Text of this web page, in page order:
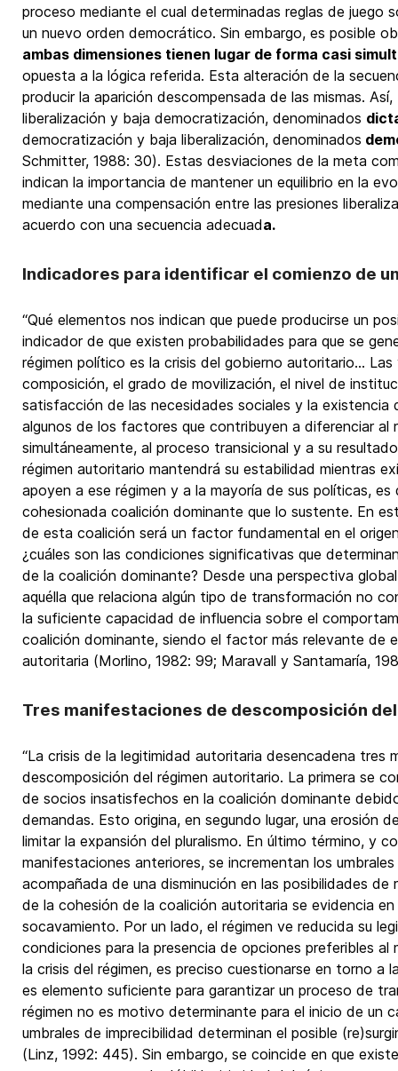
proceso mediante el cual determinadas reglas de juego
un nuevo orden democrático. Sin embargo, es posible
ambas dimensiones tienen lugar de forma casi
opuesta a la lógica referida. Esta alteración de la
producir la aparición descompensada de las mismas.
liberalización y baja democratización, denominados
democratización y baja liberalización, denominados
Schmitter, 1988: 30). Estas desviaciones de la meta
indican la importancia de mantener un equilibrio en la
mediante una compensación entre las presiones
acuerdo con una secuencia adecuada.
Indicadores para identificar el comienzo de
“Qué elementos nos indican que puede producirse un
indicador de que existen probabilidades para que se
régimen político es la crisis del gobierno autoritario…
composición, el grado de movilización, el nivel de
satisfacción de las necesidades sociales y la existencia
algunos de los factores que contribuyen a diferenciar al
simultáneamente, al proceso transicional y a su
régimen autoritario mantendrá su estabilidad mientras
apoyen a ese régimen y a la mayoría de sus políticas,
cohesionada coalición dominante que lo sustente. En
de esta coalición será un factor fundamental en el
¿cuáles son las condiciones significativas que
de la coalición dominante? Desde una perspectiva
aquélla que relaciona algún tipo de transformación no
la suficiente capacidad de influencia sobre el
coalición dominante, siendo el factor más relevante de
autoritaria (Morlino, 1982: 99; Maravall y Santamaría,
Tres manifestaciones de descomposición
“La crisis de la legitimidad autoritaria desencadena tres
descomposición del régimen autoritario. La primera se
de socios insatisfechos en la coalición dominante
demandas. Esto origina, en segundo lugar, una erosión
limitar la expansión del pluralismo. En último término, y
manifestaciones anteriores, se incrementan los
acompañada de una disminución en las posibilidades de
de la cohesión de la coalición autoritaria se evidencia
socavamiento. Por un lado, el régimen ve reducida su
condiciones para la presencia de opciones preferibles
la crisis del régimen, es preciso cuestionarse en torno a
es elemento suficiente para garantizar un proceso de
régimen no es motivo determinante para el inicio de un
umbrales de imprecibilidad determinan el posible
(Linz, 1992: 445). Sin embargo, se coincide en que